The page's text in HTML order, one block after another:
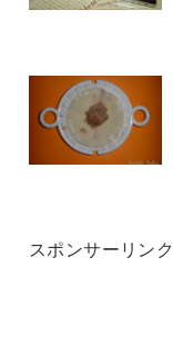
スポンサーリンク